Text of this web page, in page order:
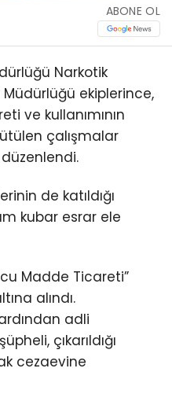
ABONE OL
Narkotik
ekiplerince,
ve kullanımının
çalışmalar
de katıldığı
kubar esrar ele
Madde Ticareti”
alındı.
adli
çıkarıldığı
cezaevine